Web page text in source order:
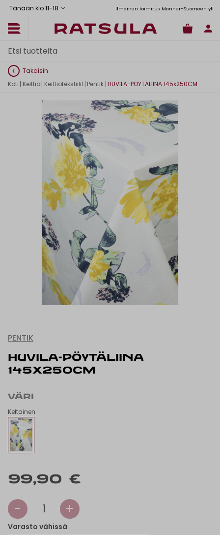
Tänään klo 11-18
Toimituskulut alk. 6,90€ Ilmainen toimitus Manner-Suomeen yli
Takaisin
Koti | Keittiö| Keittiötekstiilit | Pentik |HUVILA-PÖYTÄLIINA 145x250CM
PENTIK
HUVILA-PÖYTÄLIINA
145x250CM
VÄRI
Keltainen
99,90 €
- 1 +
Varasto vähissä